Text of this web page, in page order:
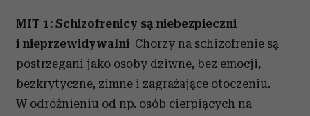
MIT 1: Schizofrenicy są niebezpieczni
i nieprzewidywalni Chorzy na schizofrenie są
postrzegani jako osoby dziwne, bez emocji,
bezkrytyczne, zimne i zagrażające otoczeniu.
W odróżnieniu od np. osób cierpiących na